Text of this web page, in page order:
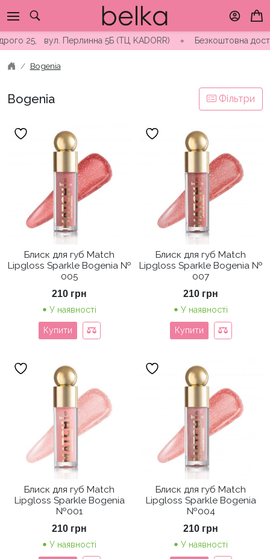
to
contentПерлинна 5Б (ТЦ KADORR) ∘ Безкоштовна доставка від
Bogenia
Bogenia Фільтри
Блиск для губ Match
Lipgloss Sparkle Bogenia №
005
210 грн
У наявності
Купити
Блиск для губ Match
Lipgloss Sparkle Bogenia №
007
210 грн
У наявності
Купити
Блиск для губ Match
Lipgloss Sparkle Bogenia
№001
210 грн
У наявності
Блиск для губ Match
Lipgloss Sparkle Bogenia
№004
210 грн
У наявності